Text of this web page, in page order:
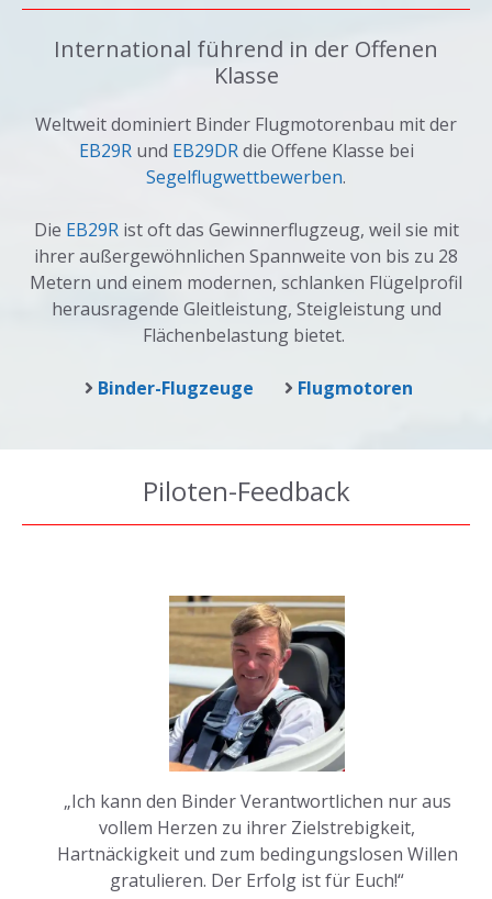
International führend in der Offenen
Klasse
Weltweit dominiert Binder Flugmotorenbau mit der
EB29Rund EB29DRdie Offene Klasse bei
Segelflugwettbewerben.
Die EB29Rist oft das Gewinnerflugzeug, weil sie mit
ihrer außergewöhnlichen Spannweite von bis zu 28
Metern und einem modernen, schlanken Flügelprofil
herausragende Gleitleistung, Steigleistung und
Flächenbelastung bietet.
Binder-Flugzeuge Flugmotoren
Piloten-Feedback
„Ich kann den Binder Verantwortlichen nur aus
vollem Herzen zu ihrer Zielstrebigkeit,
Hartnäckigkeit und zum bedingungslosen Willen
gratulieren. Der Erfolg ist für Euch!“